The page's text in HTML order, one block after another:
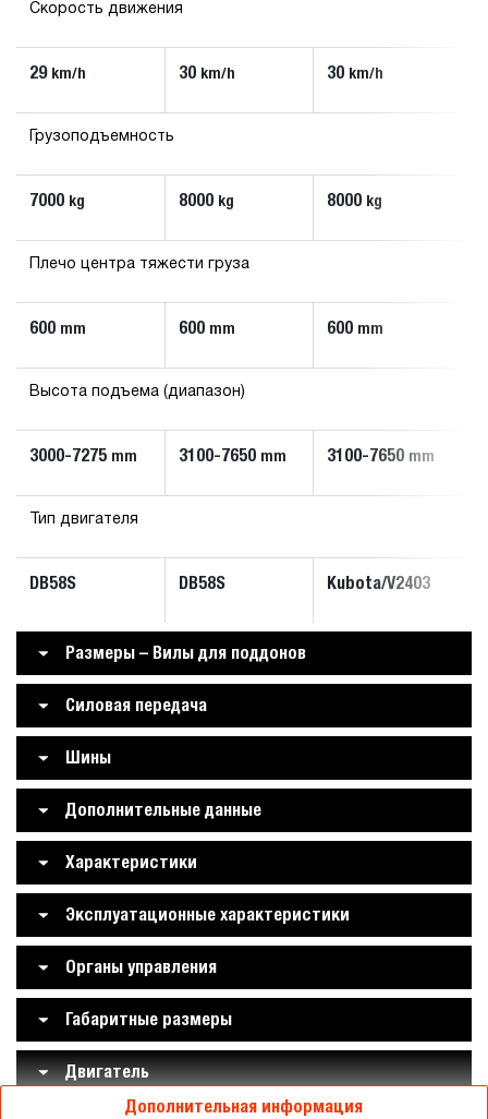
Скорость движения
29 km/h 30 km/h 30 km/h
Грузоподъемность
7000 kg 8000 kg 8000 kg
Плечо центра тяжести груза
600 mm 600 mm 600 mm
Высота подъема (диапазон)
3000-7275 mm 3100-7650 mm 3100-7650 mm
Тип двигателя
DB58S DB58S Kubota/V2403
Размеры – Вилы для поддонов
Силовая передача
Шины
Дополнительные данные
Характеристики
Эксплуатационные характеристики
Органы управления
Габаритные размеры
Двигатель
Дополнительная информация